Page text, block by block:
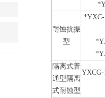
耐蚀抗振
型
隔离式普
通型隔离
式耐蚀型